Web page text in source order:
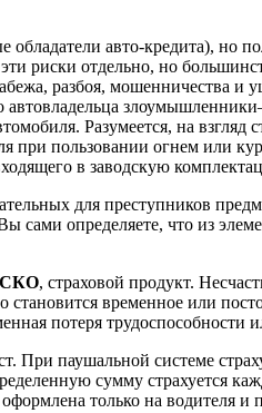
авто-кредита), но
риски отдельно, но
разбоя, мошенничества и
Разумеется, на взгляд
при пользовании огнем или
в заводскую
для преступников
сами определяете, что из
, страховой продукт.
временное или
потеря трудоспособности
паушальной системе
сумму страхуется
только на водителя